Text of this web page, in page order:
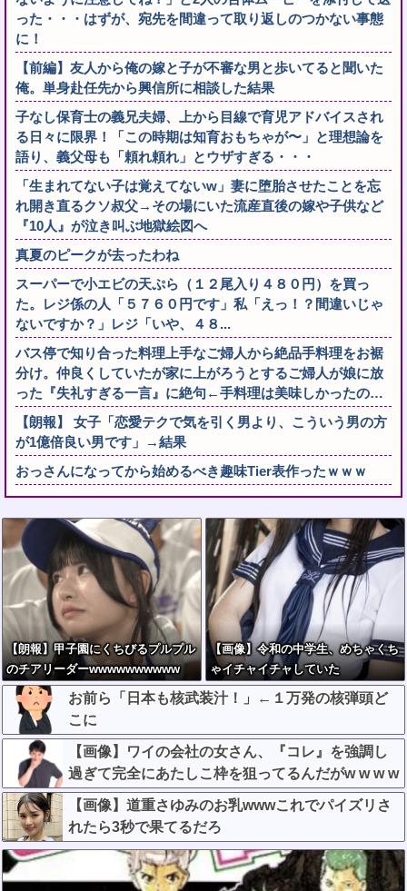
った・・・はずが、宛先を間違って取り返しのつかない事態
に！
【前編】友人から俺の嫁と子が不審な男と歩いてると聞いた
俺。単身赴任先から興信所に相談した結果
子なし保育士の義兄夫婦、上から目線で育児アドバイスされ
る日々に限界！「この時期は知育おもちゃが〜」と理想論を
語り、義父母も「頼れ頼れ」とウザすぎる・・・
「生まれてない子は覚えてないw」妻に堕胎させたことを忘
れ開き直るクソ叔父→その場にいた流産直後の嫁や子供など
『10人』が泣き叫ぶ地獄絵図へ
真夏のピークが去ったわね
スーパーで小エビの天ぷら（１２尾入り４８０円）を買っ
た。レジ係の人「５７６０円です」私「えっ！？間違いじゃ
ないですか？」レジ「いや、４８...
バス停で知り合った料理上手なご婦人から絶品手料理をお裾
分け。仲良くしていたが家に上がろうとするご婦人が娘に放
った『失礼すぎる一言』に絶句←手料理は美味しかったの…
【朗報】 女子「恋愛テクで気を引く男より、こういう男の方
が1億倍良い男です」→結果
おっさんになってから始めるべき趣味Tier表作ったｗｗｗ
【朗報】甲子園にくちびるプルプル
のチアリーダーwwwwwwwwww
【画像】令和の中学生、めちゃくち
ゃイチャイチャしていた
お前ら「日本も核武装汁！」←１万発の核弾頭ど
こに
【画像】ワイの会社の女さん、『コレ』を強調し
過ぎて完全にあたしこ枠を狙ってるんだがw w w w
w w w w w w w w
【画像】道重さゆみのお乳wwwこれでパイズリさ
れたら3秒で果てるだろ